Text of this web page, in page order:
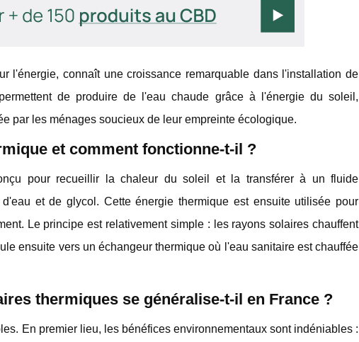
l'énergie, connaît une croissance remarquable dans l'installation de
de produire de l'eau chaude grâce à l'énergie du soleil,
par les ménages soucieux de leur empreinte écologique.
et comment fonctionne-t-il ?
pour recueillir la chaleur du soleil et la transférer à un fluide
et de glycol. Cette énergie thermique est ensuite utilisée pour
Le principe est relativement simple : les rayons solaires chauffent
ensuite vers un échangeur thermique où l'eau sanitaire est chauffée
thermiques se généralise-t-il en France ?
En premier lieu, les bénéfices environnementaux sont indéniables :